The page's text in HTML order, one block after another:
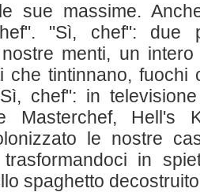
sue massime.
"Sì, chef": due
menti, un
che tintinnano, fuochi
chef": in
Masterchef, Hell's
le nostre
trasformandoci in
spaghetto